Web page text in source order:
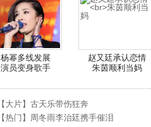
杨幂多线发展
演员变身歌手
赵又廷承认恋情
朱茵顺利当妈
【大片】古天乐带伤狂奔
【热门】周冬雨李治廷携手催泪